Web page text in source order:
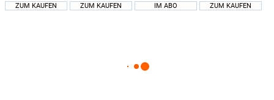
ZUM KAUFEN ZUM KAUFEN IM ABO ZUM KAUFEN